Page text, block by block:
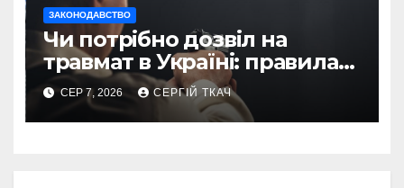
ЗАКОНОДАВСТВО
Чи потрібно дозвіл на
травмат в Україні: правила
2026
СЕР 7, 2026 СЕРГІЙ ТКАЧ